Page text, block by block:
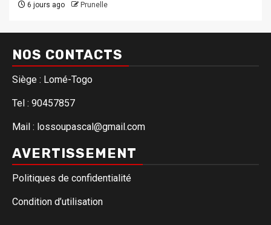
6 jours ago Prunelle
NOS CONTACTS
Siège : Lomé-Togo
Tel : 90457857
Mail : lossoupascal@gmail.com
AVERTISSEMENT
Politiques de confidentialité
Condition d’utilisation